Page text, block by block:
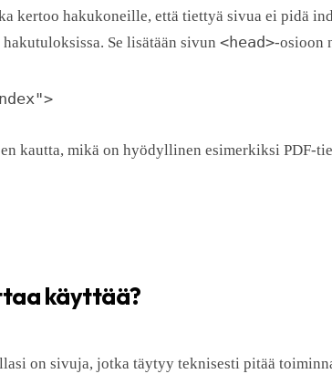
kertoo hakukoneille, että tiettyä sivua ei pidä
Se lisätään sivun <head>-osioon
kautta, mikä on hyödyllinen esimerkiksi
käyttää?
on sivuja, jotka täytyy teknisesti pitää